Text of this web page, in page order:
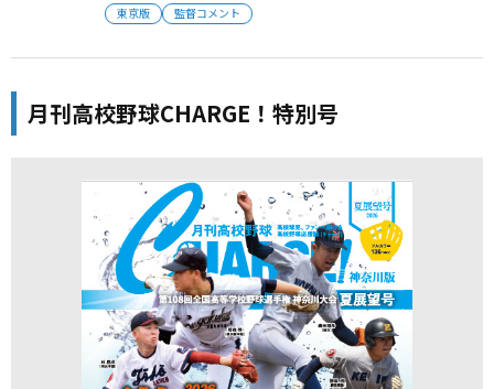
東京版 監督コメント
月刊高校野球CHARGE！特別号